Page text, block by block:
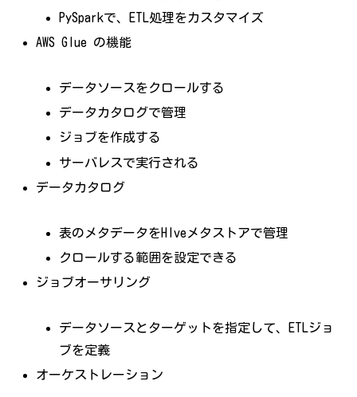
PySparkで、ETL処理をカスタマイズ
AWS Glue の機能
データソースをクロールする
データカタログで管理
ジョブを作成する
サーバレスで実行される
データカタログ
表のメタデータをHIveメタストアで管理
クロールする範囲を設定できる
ジョブオーサリング
データソースとターゲットを指定して、ETLジョ
ブを定義
オーケストレーション